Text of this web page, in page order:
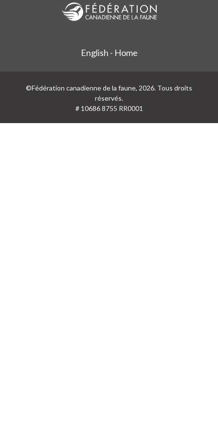
English - Home
©Fédération canadienne de la faune, 2026. Tous droits
réservés.
# 10686 8755 RR0001